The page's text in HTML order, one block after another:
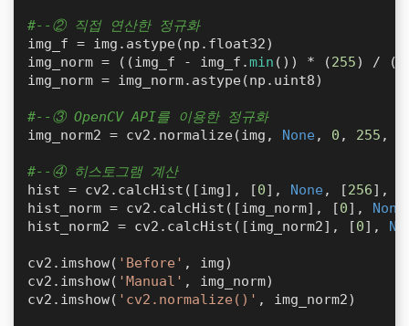
#--② 직접 연산한 정규화
img_f = img.astype(np.float32)
img_norm = ((img_f - img_f.min ()) * (255) /
img_norm = img_norm.astype(np.uint8)
#--③ OpenCV API를 이용한 정규화
img_norm2 = cv2.normalize(img, None, 0 , 255 ,
#--④ 히스토그램 계산
hist = cv2.calcHist([img], [0], None, [256], [
hist_norm = cv2.calcHist([img_norm], [0], None
hist_norm2 = cv2.calcHist([img_norm2], [0],
cv2.imshow( 'Before' , img)
cv2.imshow( 'Manual' , img_norm)
cv2.imshow( 'cv2.normalize()' , img_norm2)